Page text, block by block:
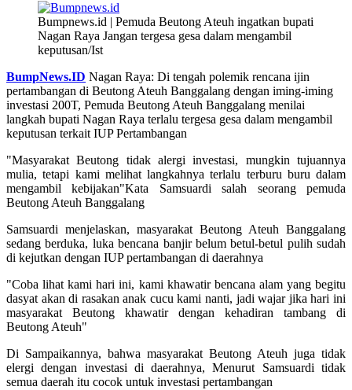
Bumpnews.id | Pemuda Beutong Ateuh ingatkan bupati
Nagan Raya Jangan tergesa gesa dalam mengambil
keputusan/Ist
BumpNews.ID Nagan Raya: Di tengah polemik rencana ijin
pertambangan di Beutong Ateuh Banggalang dengan iming-iming
investasi 200T, Pemuda Beutong Ateuh Banggalang menilai
langkah bupati Nagan Raya terlalu tergesa gesa dalam mengambil
keputusan terkait IUP Pertambangan
"Masyarakat Beutong tidak alergi investasi, mungkin tujuannya
mulia, tetapi kami melihat langkahnya terlalu terburu buru dalam
mengambil kebijakan"Kata Samsuardi salah seorang pemuda
Beutong Ateuh Banggalang
Samsuardi menjelaskan, masyarakat Beutong Ateuh Banggalang
sedang berduka, luka bencana banjir belum betul-betul pulih sudah
di kejutkan dengan IUP pertambangan di daerahnya
"Coba lihat kami hari ini, kami khawatir bencana alam yang begitu
dasyat akan di rasakan anak cucu kami nanti, jadi wajar jika hari ini
masyarakat Beutong khawatir dengan kehadiran tambang di
Beutong Ateuh"
Di Sampaikannya, bahwa masyarakat Beutong Ateuh juga tidak
elergi dengan investasi di daerahnya, Menurut Samsuardi tidak
semua daerah itu cocok untuk investasi pertambangan